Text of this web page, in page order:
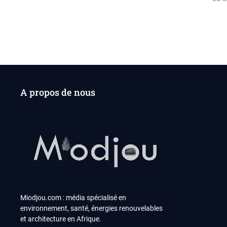
de
A propos de nous
Miodjou.com : média spécialisé en
environnement, santé, énergies renouvelables
et architecture en Afrique.